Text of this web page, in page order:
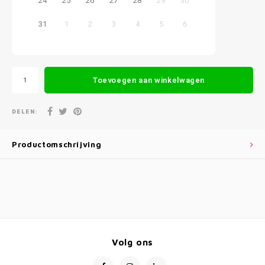
31 1 2 3 4 5 6
Toevoegen aan winkelwagen
DELEN:
Productomschrijving
Volg ons